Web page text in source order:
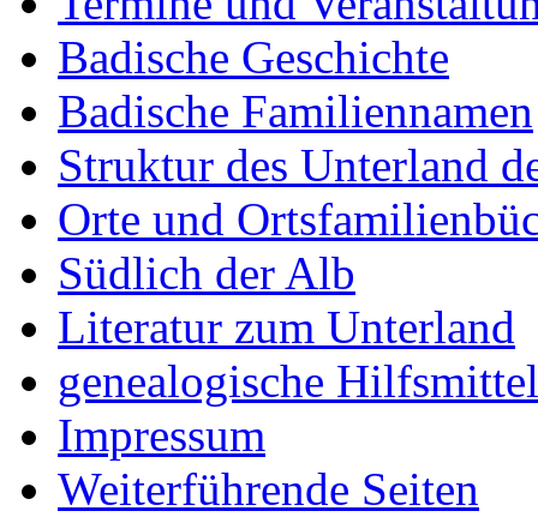
Badische Geschichte
Badische Familiennamen
Struktur des Unterland
Orte und
Südlich der Alb
Literatur zum Unterland
genealogische Hilfsmittel
Impressum
Weiterführende Seiten